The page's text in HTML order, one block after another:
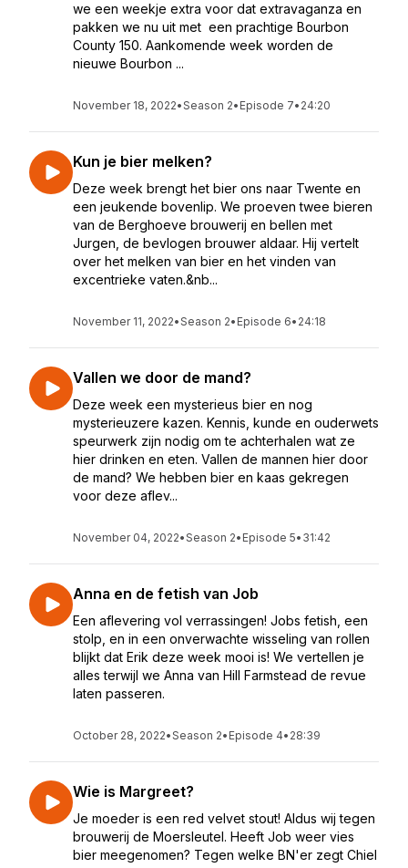
we een weekje extra voor dat extravaganza en
pakken we nu uit met een prachtige Bourbon
County 150. Aankomende week worden de
nieuwe Bourbon ...
November 18, 2022•Season 2• Episode 7• 24:20
Kun je bier melken?
Deze week brengt het bier ons naar Twente en
een jeukende bovenlip. We proeven twee bieren
van de Berghoeve brouwerij en bellen met
Jurgen, de bevlogen brouwer aldaar. Hij vertelt
over het melken van bier en het vinden van
excentrieke vaten.&nb...
November 11, 2022•Season 2• Episode 6• 24:18
Vallen we door de mand?
Deze week een mysterieus bier en nog
mysterieuzere kazen. Kennis, kunde en ouderwets
speurwerk zijn nodig om te achterhalen wat ze
hier drinken en eten. Vallen de mannen hier door
de mand? We hebben bier en kaas gekregen
voor deze aflev...
November 04, 2022•Season 2• Episode 5• 31:42
Anna en de fetish van Job
Een aflevering vol verrassingen! Jobs fetish, een
stolp, en in een onverwachte wisseling van rollen
blijkt dat Erik deze week mooi is! We vertellen je
alles terwijl we Anna van Hill Farmstead de revue
laten passeren.
October 28, 2022•Season 2• Episode 4• 28:39
Wie is Margreet?
Je moeder is een red velvet stout! Aldus wij tegen
brouwerij de Moersleutel. Heeft Job weer vies
bier meegenomen? Tegen welke BN'er zegt Chiel